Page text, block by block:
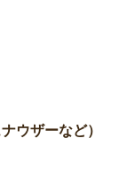
ウザーなど）